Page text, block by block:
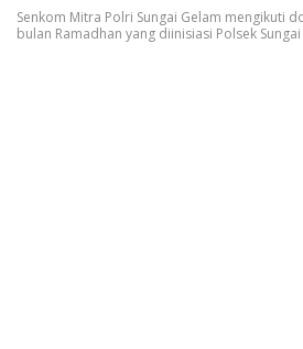
Senkom Mitra Polri Sungai Gelam mengikuti
bulan Ramadhan yang diinisiasi Polsek